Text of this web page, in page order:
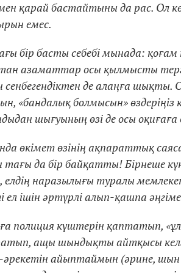
қарай бастайтыны да рас. Ол
емес.
бір басты себебі мынада: қоғам
азаматтар осы қылмысты
сенбегендіктен де алаңға шықты.
«бандалық болмысын»
шығуының өзі де осы оқиғаға
өкімет өзінің ақпараттық
тағы да бір байқатты! Бірнеше күн
наразылығы туралы
ел ішін әртүрлі алып-қашпа
полиция күштерін қаптатып,
ащы шындықты айтқысы
әрекетін айыптаймын (әрине,